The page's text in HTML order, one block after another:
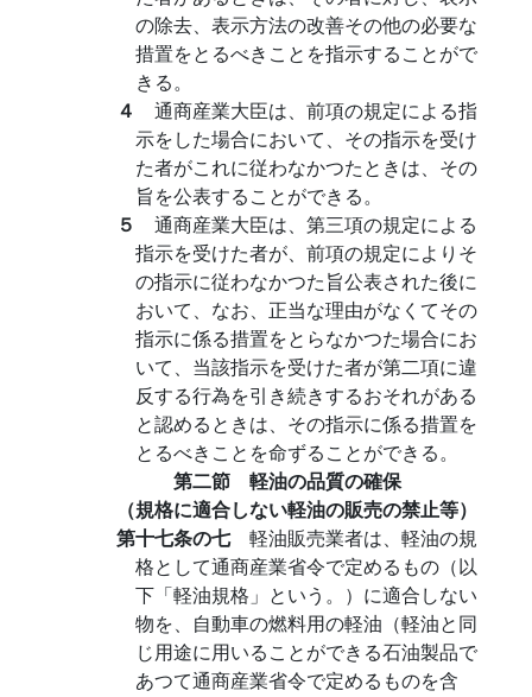
の除去、表示方法の改善その他の必要な
措置をとるべきことを指示することがで
きる。
４ 通商産業大臣は、前項の規定による指
示をした場合において、その指示を受け
た者がこれに従わなかつたときは、その
旨を公表することができる。
５ 通商産業大臣は、第三項の規定による
指示を受けた者が、前項の規定によりそ
の指示に従わなかつた旨公表された後に
おいて、なお、正当な理由がなくてその
指示に係る措置をとらなかつた場合にお
いて、当該指示を受けた者が第二項に違
反する行為を引き続きするおそれがある
と認めるときは、その指示に係る措置を
とるべきことを命ずることができる。
第二節 軽油の品質の確保
（規格に適合しない軽油の販売の禁止等）
第十七条の七 軽油販売業者は、軽油の規
格として通商産業省令で定めるもの（以
下「軽油規格」という。）に適合しない
物を、自動車の燃料用の軽油（軽油と同
じ用途に用いることができる石油製品で
あつて通商産業省令で定めるものを含